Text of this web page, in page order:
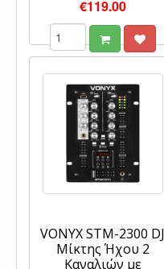
€119.00
VONYX STM-2300 DJ
Μίκτης Ήχου 2
Καναλιών με